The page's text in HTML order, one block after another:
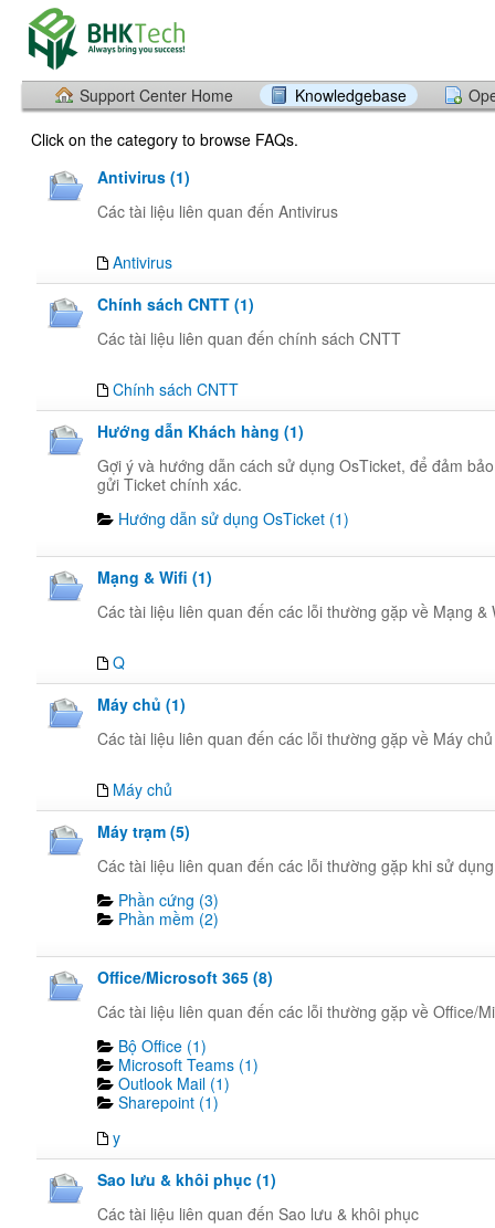
Support Center Home Knowledgebase
Click on the category to browse FAQs.
Antivirus (1)
Các tài liệu liên quan đến Antivirus
Antivirus
Chính sách CNTT (1)
Các tài liệu liên quan đến chính sách CNTT
Chính sách CNTT
Hướng dẫn Khách hàng (1)
Gợi ý và hướng dẫn cách sử dụng OsTicket, để đảm
gửi Ticket chính xác.
Hướng dẫn sử dụng OsTicket (1)
Mạng & Wifi (1)
Các tài liệu liên quan đến các lỗi thường gặp về Mạng &
Q
Máy chủ (1)
Các tài liệu liên quan đến các lỗi thường gặp về Máy chủ
Máy chủ
Máy trạm (5)
Các tài liệu liên quan đến các lỗi thường gặp khi sử
Phần cứng (3)
Phần mềm (2)
Office/Microsoft 365 (8)
Các tài liệu liên quan đến các lỗi thường gặp về Office/
Bộ Office (1)
Microsoft Teams (1)
Outlook Mail (1)
Sharepoint (1)
y
Sao lưu & khôi phục (1)
Các tài liệu liên quan đến Sao lưu & khôi phục